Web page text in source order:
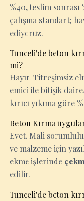
%40, teslim sonrası
çalışma standart;
ediyoruz.
Tunceli'de beton
mi?
Hayır. Titreşimsiz
emici ile bitişik
kırıcı yıkıma göre
Beton Kırma
Evet. Mali
ve malzeme için
ekme işlerinde
edilir.
Tunceli'de beton